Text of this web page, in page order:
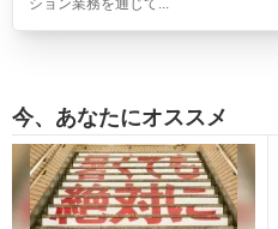
今、あなたにオススメ